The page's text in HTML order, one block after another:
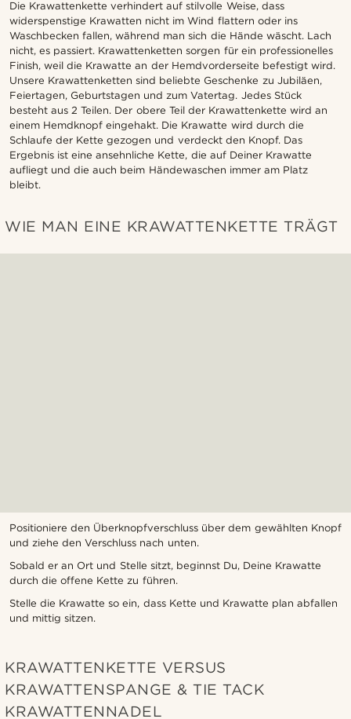
Die Krawattenkette verhindert auf stilvolle Weise, dass
widerspenstige Krawatten nicht im Wind flattern oder ins
Waschbecken fallen, während man sich die Hände wäscht. Lach
nicht, es passiert. Krawattenketten sorgen für ein professionelles
Finish, weil die Krawatte an der Hemdvorderseite befestigt wird.
Unsere Krawattenketten sind beliebte Geschenke zu Jubiläen,
Feiertagen, Geburtstagen und zum Vatertag. Jedes Stück
besteht aus 2 Teilen. Der obere Teil der Krawattenkette wird an
einem Hemdknopf eingehakt. Die Krawatte wird durch die
Schlaufe der Kette gezogen und verdeckt den Knopf. Das
Ergebnis ist eine ansehnliche Kette, die auf Deiner Krawatte
aufliegt und die auch beim Händewaschen immer am Platz
bleibt.
WIE MAN EINE KRAWATTENKETTE TRÄGT
Positioniere den Überknopfverschluss über dem gewählten Knopf
und ziehe den Verschluss nach unten.
Sobald er an Ort und Stelle sitzt, beginnst Du, Deine Krawatte
durch die offene Kette zu führen.
Stelle die Krawatte so ein, dass Kette und Krawatte plan abfallen
und mittig sitzen.
KRAWATTENKETTE VERSUS
KRAWATTENSPANGE & TIE TACK
KRAWATTENNADEL